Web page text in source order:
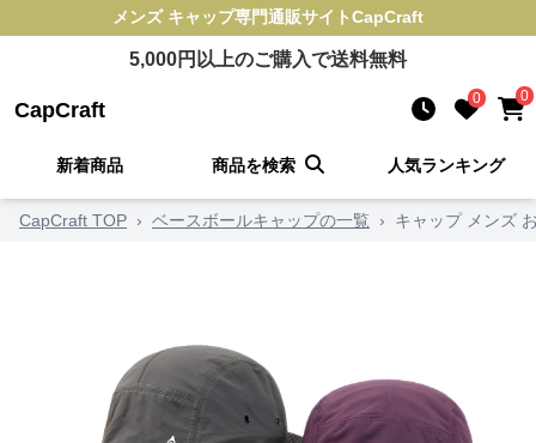
メンズ キャップ専門通販サイトCapCraft
5,000円以上のご購入で送料無料
CapCraft 0 0
新着商品 商品を検索 人気ランキング
CapCraft TOP › ベースボールキャップの一覧 › キャップ メンズ